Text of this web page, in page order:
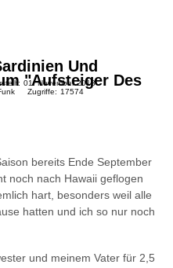
Und
"Aufsteiger Des
01. November 2018
Zugriffe: 17574
bereits Ende September
noch nach Hawaii geflogen
hart, besonders weil alle
hatten und ich so nur noch
und meinem Vater für 2,5